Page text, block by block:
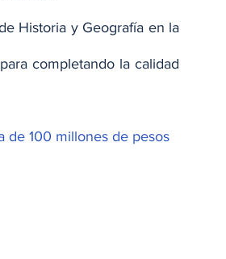
Historia y Geografía en la
completando la calidad
de 100 millones de pesos